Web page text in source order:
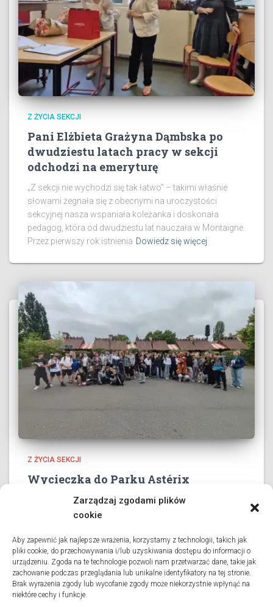
Zarządzaj zgodami plików
cookie
Aby zapewnić jak najlepsze wrażenia, korzystamy z technologii, takich jak
pliki cookie, do przechowywania i/lub uzyskiwania dostępu do informacji o
urządzeniu. Zgoda na te technologie pozwoli nam przetwarzać dane, takie jak
zachowanie podczas przeglądania lub unikalne identyfikatory na tej stronie.
Brak wyrażenia zgody lub wycofanie zgody może niekorzystnie wpłynąć na
niektóre cechy i funkcje.
Z ŻYCIA SEKCJI
Pani Elżbieta Grażyna Dąmbska po
dwudziestu latach pracy w sekcji
odchodzi na emeryturę
„Z sekcji nie wychodzi się tak łatwo” – takimi właśnie
słowami żegnała się z obecnymi na uroczystości
sekcyjnej nasza wspaniała koleżanka i doskonała
pedagog, która od dwudziestu lat nauczała w Montaigne.
​Przez pierwszy rok istnienia Dowiedz się więcej
Z ŻYCIA SEKCJI
Wycieczka do Parku Astérix
3 czerwca 2026 roku wszystkie klasy collège’u oraz dwie
klasy liceum wybrały się na długo wyczekiwaną
profesor Danuty Charlon oraz przy wsparciu grona
opiekunów uczniowie spędzili dzień pełen
Dowiedz się więcej